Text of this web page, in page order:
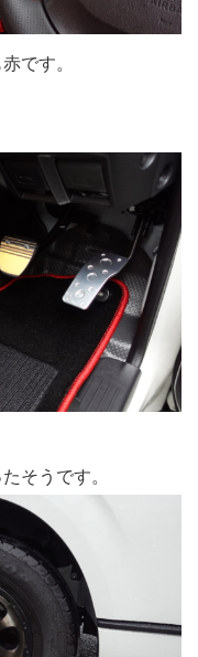
です。
そうです。